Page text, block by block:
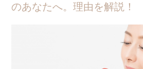
のあなたへ。理由を解説！